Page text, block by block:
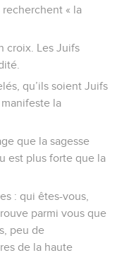
recherchent « la
croix. Les Juifs
qu’ils soient Juifs
la
que la sagesse
est plus forte que la
: qui êtes-vous,
parmi vous que
peu de
de la haute